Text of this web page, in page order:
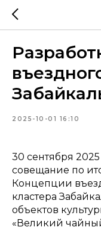
2025-10-01 16:10
30 сентября
совещание по
Концепции
кластера
объектов
«Великий